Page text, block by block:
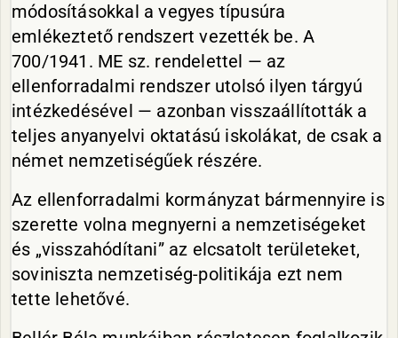
módosításokkal a vegyes típusúra
emlékeztető rendszert vezették be. A
700/1941. ME sz. rendelettel — az
ellenforradalmi rendszer utolsó ilyen tárgyú
intézkedésével — azonban visszaállították a
teljes anyanyelvi oktatású iskolákat, de csak a
német nemzetiségűek részére.
Az ellenforradalmi kormányzat bármennyire is
szerette volna megnyerni a nemzetiségeket
és „visszahódítani” az elcsatolt területeket,
soviniszta nemzetiség-politikája ezt nem
tette lehetővé.